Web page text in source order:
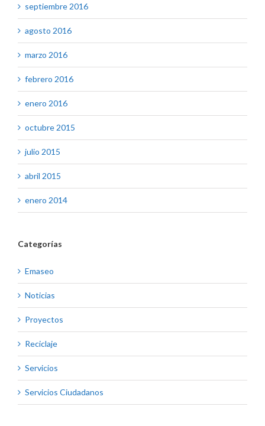
septiembre 2016
agosto 2016
marzo 2016
febrero 2016
enero 2016
octubre 2015
julio 2015
abril 2015
enero 2014
Categorías
Emaseo
Noticias
Proyectos
Reciclaje
Servicios
Servicios Ciudadanos